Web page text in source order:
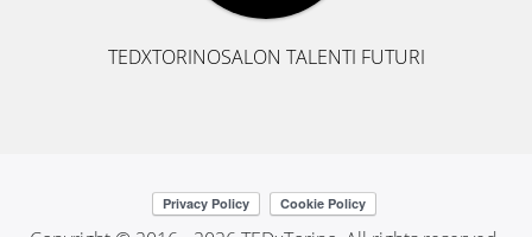
TEDXTORINOSALON TALENTI FUTURI